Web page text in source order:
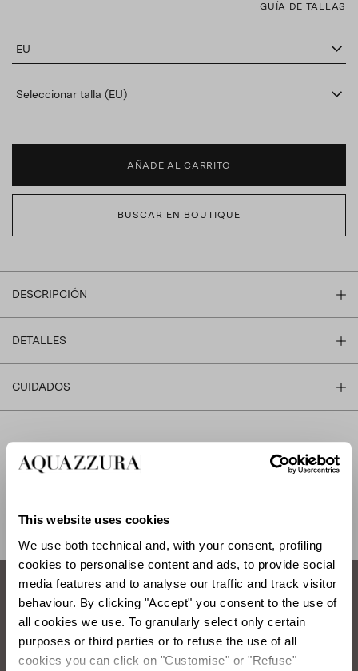
This website uses cookies
We use both technical and, with your consent, profiling
cookies to personalise content and ads, to provide social
media features and to analyse our traffic and track visitor
behaviour. By clicking "Accept" you consent to the use of
all cookies we use. To granularly select only certain
purposes or third parties or to refuse the use of all
cookies you can click on "Customise" or "Refuse"
GUÍA DE TALLAS
EU
Seleccionar talla (EU)
AÑADE AL CARRITO
BUSCAR EN BOUTIQUE
DESCRIPCIÓN
DETALLES
CUIDADOS
Cómo cuidar tus zapatos aquazzura.
CEPILLAR LA PIEL DE ANTE